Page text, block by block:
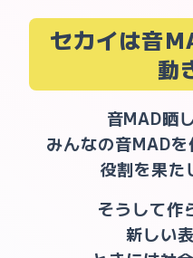
セカイは音
動
音MAD晒
みんなの音MAD
役割を果た
そうして作
新しい